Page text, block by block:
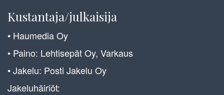
Kustantaja/julkaisija
• Haumedia Oy
• Paino: Lehtisepät Oy, Varkaus
• Jakelu: Posti Jakelu Oy
Jakeluhäiriöt: